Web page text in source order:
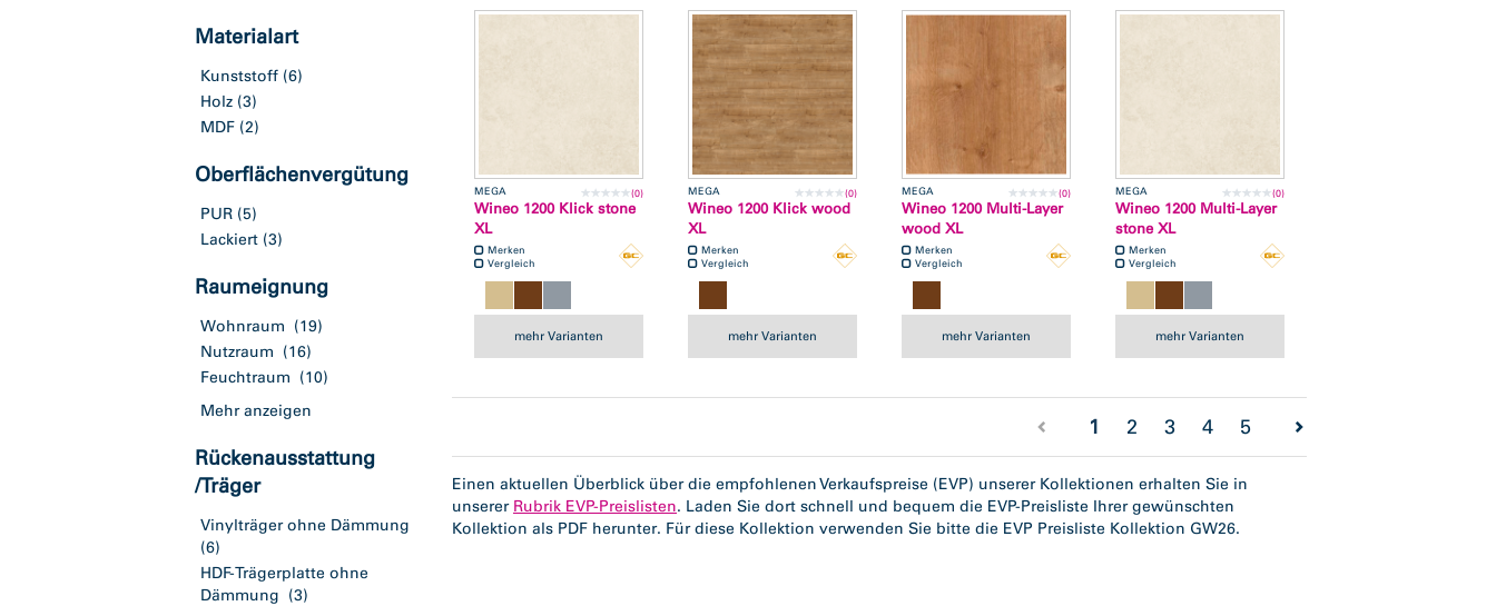
Materialart
Kunststoff (6)
Holz (3)
MDF (2)
Oberflächenvergütung
PUR (5)
Lackiert (3)
Raumeignung
Wohnraum (19)
Nutzraum (16)
Feuchtraum (10)
Mehr anzeigen
Rückenausstattung
/Träger
Vinylträger ohne Dämmung
(6)
HDF-Trägerplatte ohne
Dämmung (3)
MEGA (0)
Wineo 1200 Klick stone
XL
Merken
Vergleich
mehr Varianten
MEGA (0)
Wineo 1200 Klick wood
XL
Merken
Vergleich
mehr Varianten
MEGA (0)
Wineo 1200 Multi-Layer
wood XL
Merken
Vergleich
mehr Varianten
MEGA (0)
Wineo 1200 Multi-Layer
stone XL
Merken
Vergleich
mehr Varianten
1 (current)
2 3 4 5
Einen aktuellen Überblick über die empfohlenen Verkaufspreise (EVP) unserer Kollektionen erhalten Sie in
unserer Rubrik EVP-Preislisten. Laden Sie dort schnell und bequem die EVP-Preisliste Ihrer gewünschten
Kollektion als PDF herunter. Für diese Kollektion verwenden Sie bitte die EVP Preisliste Kollektion GW26.